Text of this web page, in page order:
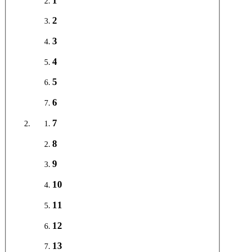
2
3
4
5
6
7
8
9
10
11
12
13